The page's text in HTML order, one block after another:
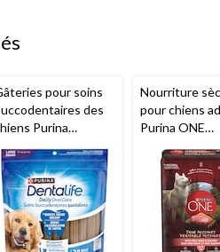
pour soins
des
Purina
DentaLife pour
chiens de grandes
races, paq. 28, 920 g
Nourriture
pour chiens
Purina ONE
instinct,
saumon, 12,4